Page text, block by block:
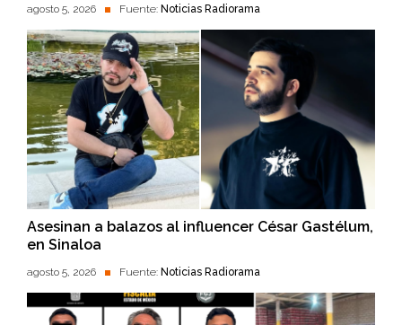
agosto 5, 2026 Fuente: Noticias Radiorama
Asesinan a balazos al influencer César Gastélum,
en Sinaloa
agosto 5, 2026 Fuente: Noticias Radiorama